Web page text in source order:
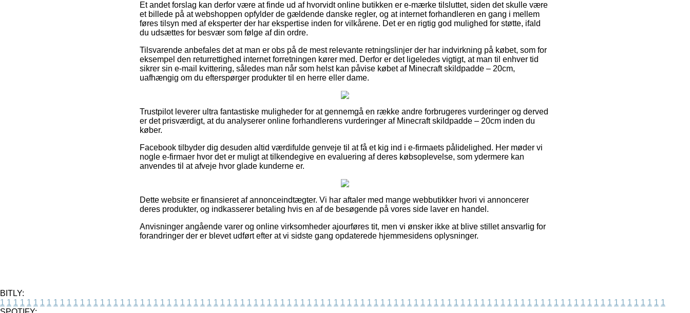
Et andet forslag kan derfor være at finde ud af hvorvidt online butikken er e-mærke tilsluttet, siden det skulle være
et billede på at webshoppen opfylder de gældende danske regler, og at internet forhandleren en gang i mellem
føres tilsyn med af eksperter der har ekspertise inden for vilkårene. Det er en rigtig god mulighed for støtte, ifald
du udsættes for besvær som følge af din ordre.
Tilsvarende anbefales det at man er obs på de mest relevante retningslinjer der har indvirkning på købet, som for
eksempel den returrettighed internet forretningen kører med. Derfor er det ligeledes vigtigt, at man til enhver tid
sikrer sin e-mail kvittering, således man når som helst kan påvise købet af Minecraft skildpadde – 20cm,
uafhængig om du efterspørger produkter til en herre eller dame.
Trustpilot leverer ultra fantastiske muligheder for at gennemgå en række andre forbrugeres vurderinger og derved
er det prisværdigt, at du analyserer online forhandlerens vurderinger af Minecraft skildpadde – 20cm inden du
køber.
Facebook tilbyder dig desuden altid værdifulde genveje til at få et kig ind i e-firmaets pålidelighed. Her møder vi
nogle e-firmaer hvor det er muligt at tilkendegive en evaluering af deres købsoplevelse, som ydermere kan
anvendes til at afveje hvor glade kunderne er.
Dette website er finansieret af annonceindtægter. Vi har aftaler med mange webbutikker hvori vi annoncerer
deres produkter, og indkasserer betaling hvis en af de besøgende på vores side laver en handel.
Anvisninger angående varer og online virksomheder ajourføres tit, men vi ønsker ikke at blive stillet ansvarlig for
forandringer der er blevet udført efter at vi sidste gang opdaterede hjemmesidens oplysninger.
BITLY:
1 1 1 1 1 1 1 1 1 1 1 1 1 1 1 1 1 1 1 1 1 1 1 1 1 1 1 1 1 1 1 1 1 1 1 1 1 1 1 1 1 1 1 1 1 1 1 1 1 1 1 1 1 1 1 1 1 1 1 1 1 1 1 1 1 1 1 1 1 1 1 1 1 1 1 1 1 1 1 1 1 1 1 1 1 1 1 1 1 1 1 1 1 1 1 1 1 1 1 1